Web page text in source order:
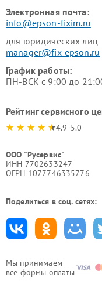
Мы принимаем
все формы оплаты
Электронная почта:
info@epson-fixim.ru
для юридических лиц
manager@fix-epson.ru
График работы:
ПН-ВСК с 9:00 до
Рейтинг сервисного
4.9-5.0
ООО "Русервис"
ИНН 7702633247
ОГРН 1077746335776
Поделиться в соц. сетях: